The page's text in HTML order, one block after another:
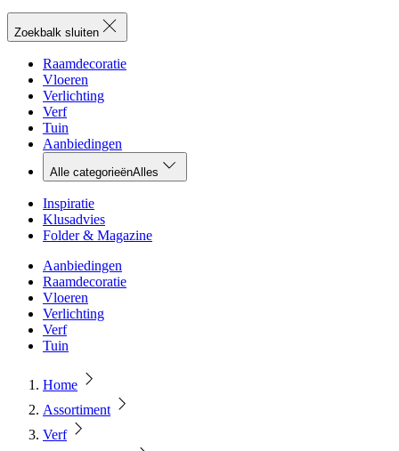
Zoekbalk sluiten
Raamdecoratie
Vloeren
Verlichting
Verf
Tuin
Aanbiedingen
Alle categorieënAlles
Inspiratie
Klusadvies
Folder & Magazine
Aanbiedingen
Raamdecoratie
Vloeren
Verlichting
Verf
Tuin
Home
Assortiment
Verf